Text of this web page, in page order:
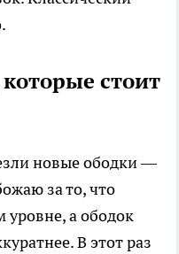
стоит
новые ободки —
за то, что
уровне, а ободок
В этот раз